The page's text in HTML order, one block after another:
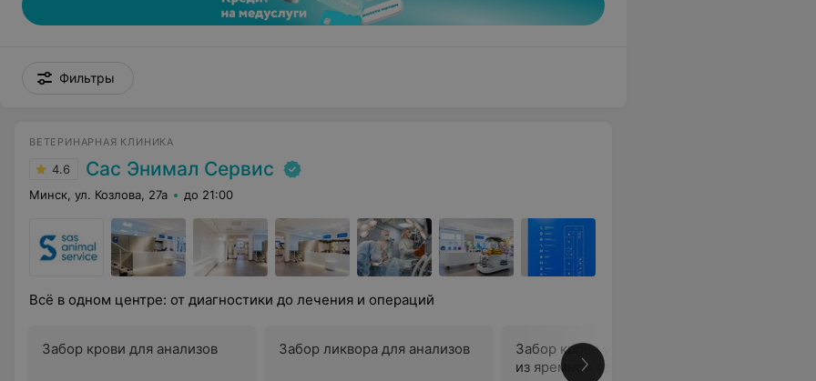
Фильтры
ВЕТЕРИНАРНАЯ КЛИНИКА
4.6 Сас Энимал Сервис
Минск, ул. Козлова, 27а до 21:00
Всё в одном центре: от диагностики до лечения и операций
Забор крови для анализов Забор ликвора для анализов
Забор крови у донора в пакет
из яремной вены